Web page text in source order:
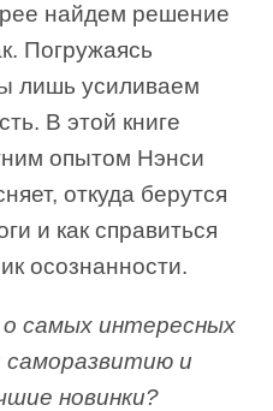
найдем решение
Погружаясь
лишь усиливаем
В этой книге
опытом Нэнси
откуда берутся
и как справиться
осознанности.
самых интересных
саморазвитию и
новинки?